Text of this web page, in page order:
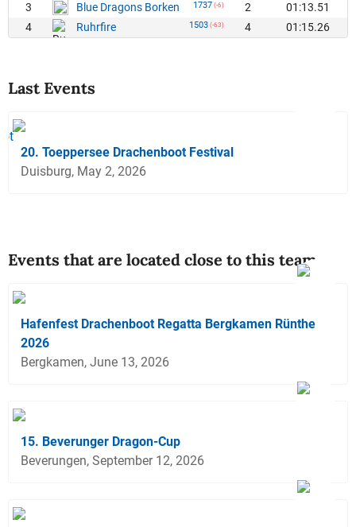
3 Blue Dragons Borken 1737 (-6) 2
01:13.51
4
Ruhrfire 1503 (-63) 4 01:15.26
Last Events
20. Toeppersee Drachenboot Festival
Duisburg, May 2, 2026
Events that are located close to this team
Hafenfest Drachenboot Regatta Bergkamen Rünthe
2026
Bergkamen, June 13, 2026
15. Beverunger Dragon-Cup
Beverungen, September 12, 2026